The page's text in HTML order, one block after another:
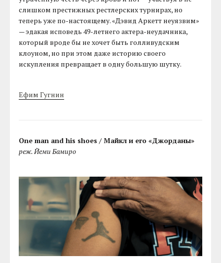
слишком престижных рестлерских турнирах, но
теперь уже по-настоящему. «Дэвид Аркетт неуязвим»
— эдакая исповедь 49-летнего актера-неудачника,
который вроде бы не хочет быть голливудским
клоуном, но при этом даже историю своего
искупления превращает в одну большую шутку.
Ефим Гугнин
One man and his shoes / Майкл и его «Джорданы»
реж. Йеми Бамиро